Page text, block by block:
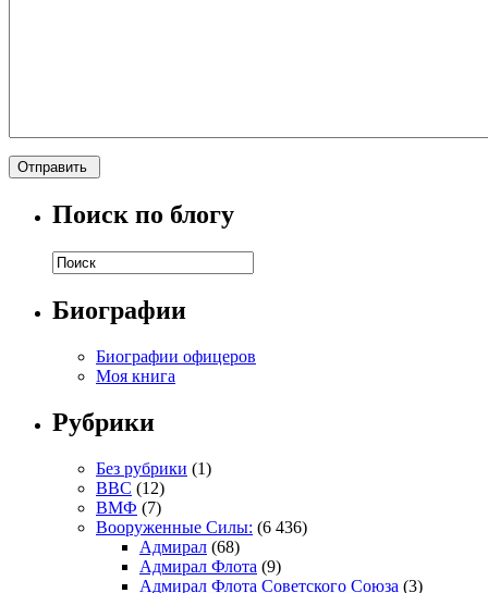
Поиск по блогу
Биографии
Биографии офицеров
Моя книга
Рубрики
Без рубрики (1)
ВВС (12)
ВМФ (7)
Вооруженные Силы: (6 436)
Адмирал (68)
Адмирал Флота (9)
Адмирал Флота Советского Союза (3)